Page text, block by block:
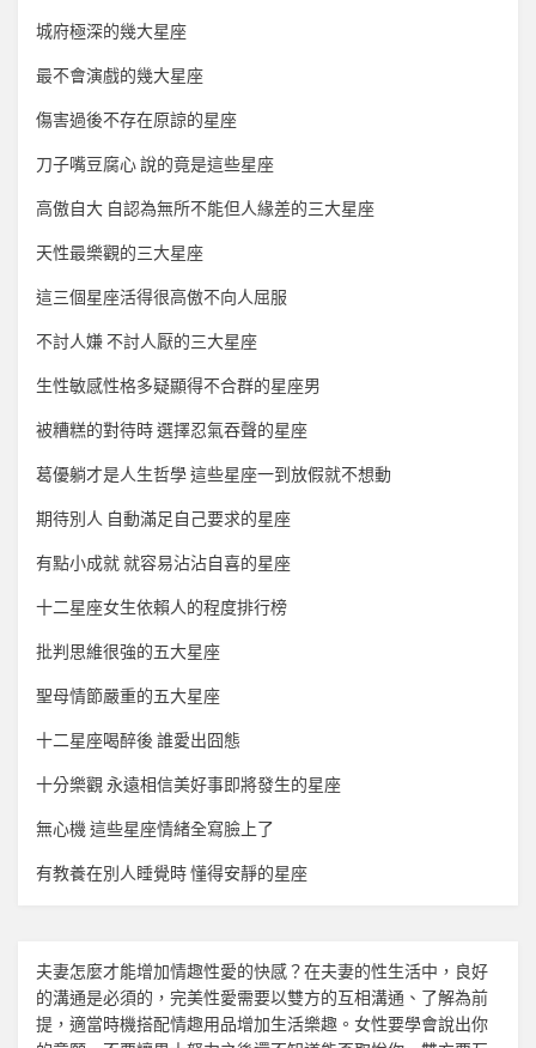
城府極深的幾大星座
最不會演戲的幾大星座
傷害過後不存在原諒的星座
刀子嘴豆腐心 說的竟是這些星座
高傲自大 自認為無所不能但人緣差的三大星座
天性最樂觀的三大星座
這三個星座活得很高傲不向人屈服
不討人嫌 不討人厭的三大星座
生性敏感性格多疑顯得不合群的星座男
被糟糕的對待時 選擇忍氣吞聲的星座
葛優躺才是人生哲學 這些星座一到放假就不想動
期待別人 自動滿足自己要求的星座
有點小成就 就容易沾沾自喜的星座
十二星座女生依賴人的程度排行榜
批判思維很強的五大星座
聖母情節嚴重的五大星座
十二星座喝醉後 誰愛出囧態
十分樂觀 永遠相信美好事即將發生的星座
無心機 這些星座情緒全寫臉上了
有教養在別人睡覺時 懂得安靜的星座
夫妻怎麼才能增加情趣性愛的快感？在夫妻的性生活中，良好
的溝通是必須的，完美性愛需要以雙方的互相溝通、了解為前
提，適當時機搭配情趣用品增加生活樂趣。女性要學會說出你